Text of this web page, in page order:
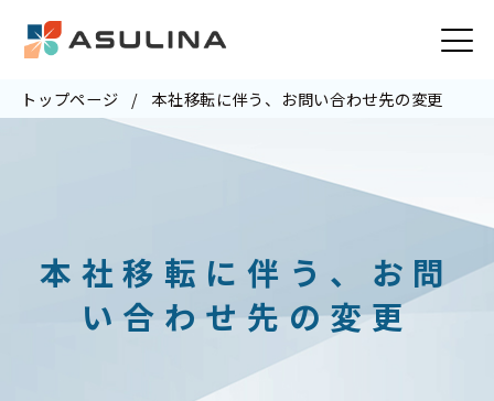
トップページ 本社移転に伴う、お問い合わせ先の変更
本社移転に伴う、お問
い合わせ先の変更